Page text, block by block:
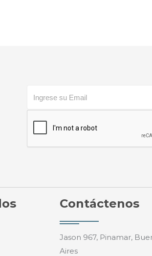
Contáctenos
Jason 967, Pinamar,
Aires